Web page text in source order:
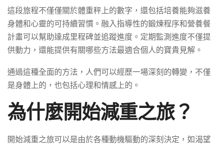
這段旅程不僅僅關於體重秤上的數字，還包括培養能夠滋養
身體和心靈的可持續習慣。融入指導性的鍛煉程序和營養餐
計畫可以幫助達成里程碑並追蹤進度。定期監測進度不僅提
供動力，還能提供有關哪些方法最適合個人的寶貴見解。
通過這種全面的方法，人們可以經歷一場深刻的轉變，不僅
是身體上的，也包括心理和情感上的。
為什麼開始減重之旅？
開始減重之旅可以是由於各種動機驅動的深刻決定，如渴望